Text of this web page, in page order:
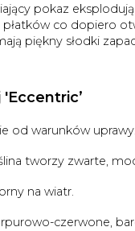
pokaz
co dopiero
piękny słodki
od warunków uprawy.
tworzy zwarte,
na wiatr.
czerwone,